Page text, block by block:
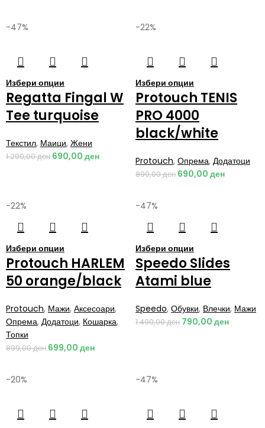
-47%
Избери опции
Regatta Fingal W
Tee turquoise
Текстил, Маици, Жени
1.290,00ден 690,00 ден
-22%
Избери опции
Protouch TENIS
PRO 4000
black/white
Protouch, Опрема, Додатоци
890,00ден 690,00 ден
-22%
Избери опции
Protouch HARLEM
50 orange/black
Protouch, Мажи, Аксесоари,
Опрема, Додатоци, Кошарка,
Топки
899,00ден 699,00 ден
-47%
Избери опции
Speedo Slides
Atami blue
Speedo, Обувки, Влечки, Мажи
1.490,00ден 790,00 ден
-20% -47%